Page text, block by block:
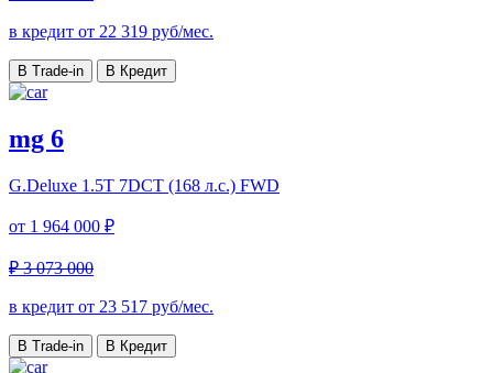
в кредит от 22 319 руб/мес.
В Trade-in В Кредит
mg 6
G.Deluxe 1.5T 7DCT (168 л.с.) FWD
от 1 964 000 ₽
₽ 3 073 000
в кредит от 23 517 руб/мес.
В Trade-in В Кредит